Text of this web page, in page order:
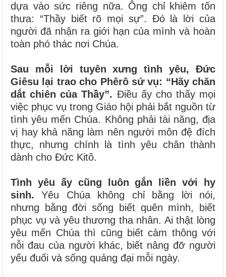
dựa vào sức riêng nữa. Ông chỉ khiêm tốn
thưa: “Thầy biết rõ mọi sự”. Đó là lời của
người đã nhận ra giới hạn của mình và hoàn
toàn phó thác nơi Chúa.
Sau mỗi lời tuyên xưng tình yêu, Đức
Giêsu lại trao cho Phêrô sứ vụ: “Hãy chăn
dắt chiên của Thầy”. Điều ấy cho thấy mọi
việc phục vụ trong Giáo hội phải bắt nguồn từ
tình yêu mến Chúa. Không phải tài năng, địa
vị hay khả năng làm nên người môn đệ đích
thực, nhưng chính là tình yêu chân thành
dành cho Đức Kitô.
Tình yêu ấy cũng luôn gắn liền với hy
sinh. Yêu Chúa không chỉ bằng lời nói,
nhưng bằng đời sống biết quên mình, biết
phục vụ và yêu thương tha nhân. Ai thật lòng
yêu mến Chúa thì cũng biết cảm thông với
nỗi đau của người khác, biết nâng đỡ người
yếu đuối và sống quảng đại mỗi ngày.